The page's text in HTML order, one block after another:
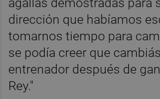
dirección que habíamos
tomarnos tiempo para
se podía creer que
entrenador después de
Rey."